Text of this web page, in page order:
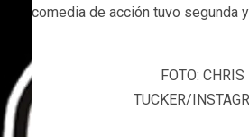
comedia de acción tuvo segunda
FOTO: CHRIS
TUCKER/